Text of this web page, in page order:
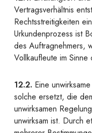
Vertragsverhältnis
Rechtsstreitigkeiten
Urkundenprozess ist
des Auftragnehmers,
Vollkaufleute im
12.2. Eine
solche ersetzt, die
unwirksamen
unwirksam ist. Durch